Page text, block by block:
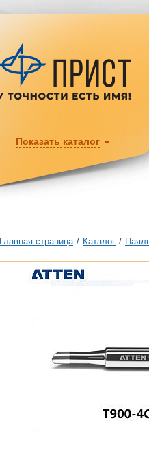
Показать каталог
Главная страница / Каталог /